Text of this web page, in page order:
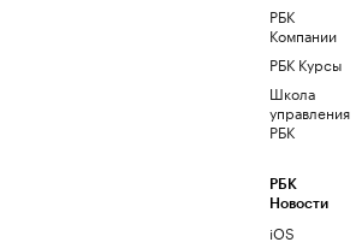
РБК
Компании
РБК Курсы
Школа
управления
РБК
РБК
Новости
iOS